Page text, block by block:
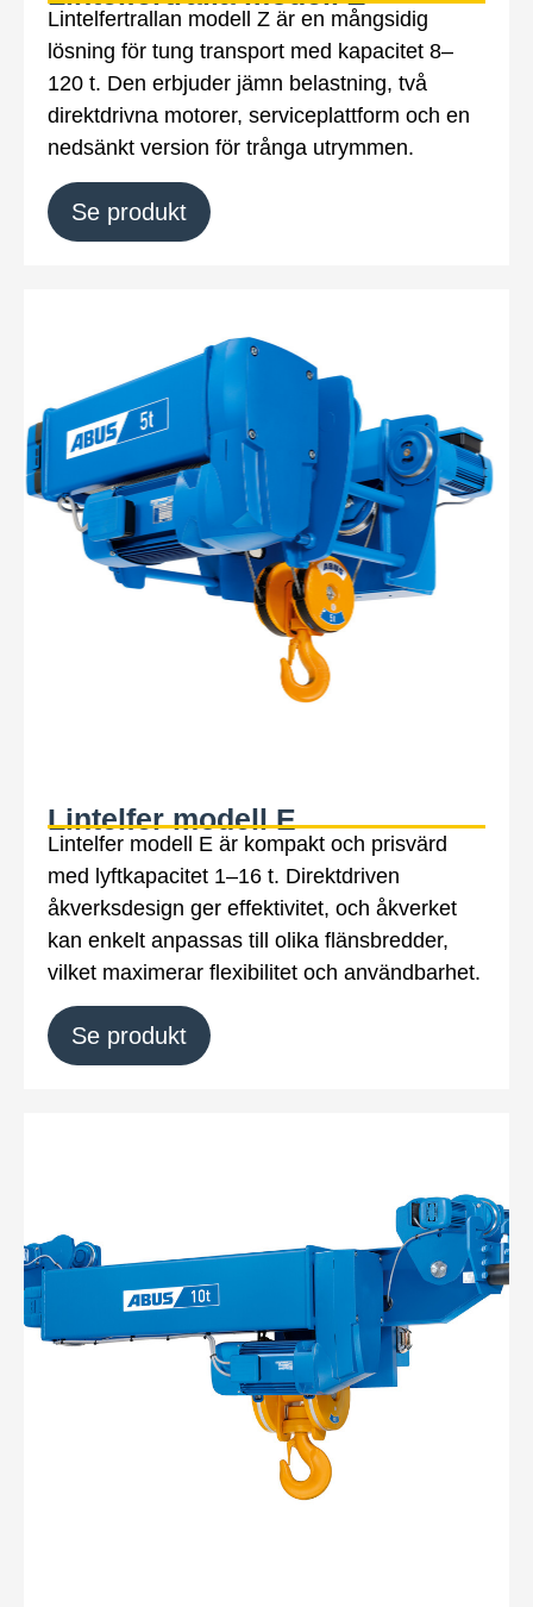
Lintelfertrallan modell Z är en mångsidig
lösning för tung transport med kapacitet 8–
120 t. Den erbjuder jämn belastning, två
direktdrivna motorer, serviceplattform och en
nedsänkt version för trånga utrymmen.
Se produkt
Lintelfer modell E
Lintelfer modell E är kompakt och prisvärd
med lyftkapacitet 1–16 t. Direktdriven
åkverksdesign ger effektivitet, och åkverket
kan enkelt anpassas till olika flänsbredder,
vilket maximerar flexibilitet och användbarhet.
Se produkt